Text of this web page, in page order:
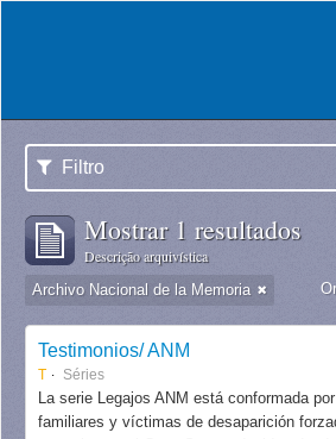
Filtro
Mostrar 1 resultados
Descrição arquivística
Archivo Nacional de la Memoria
Testimonios/ ANM
T Séries
La serie Legajos ANM está conformada
familiares y víctimas de desaparición